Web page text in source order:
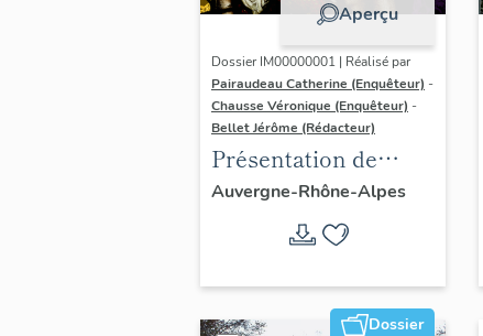
Aperçu
Dossier IM00000001 | Réalisé par
Pairaudeau Catherine (Enquêteur) -
Chausse Véronique (Enquêteur) -
Bellet Jérôme (Rédacteur)
Présentation de
l'opération
d'inventaire du
vitrail ancien de
Rhône-Alpes (corpus
vitrearum)
Auvergne-Rhône-Alpes
Dossier